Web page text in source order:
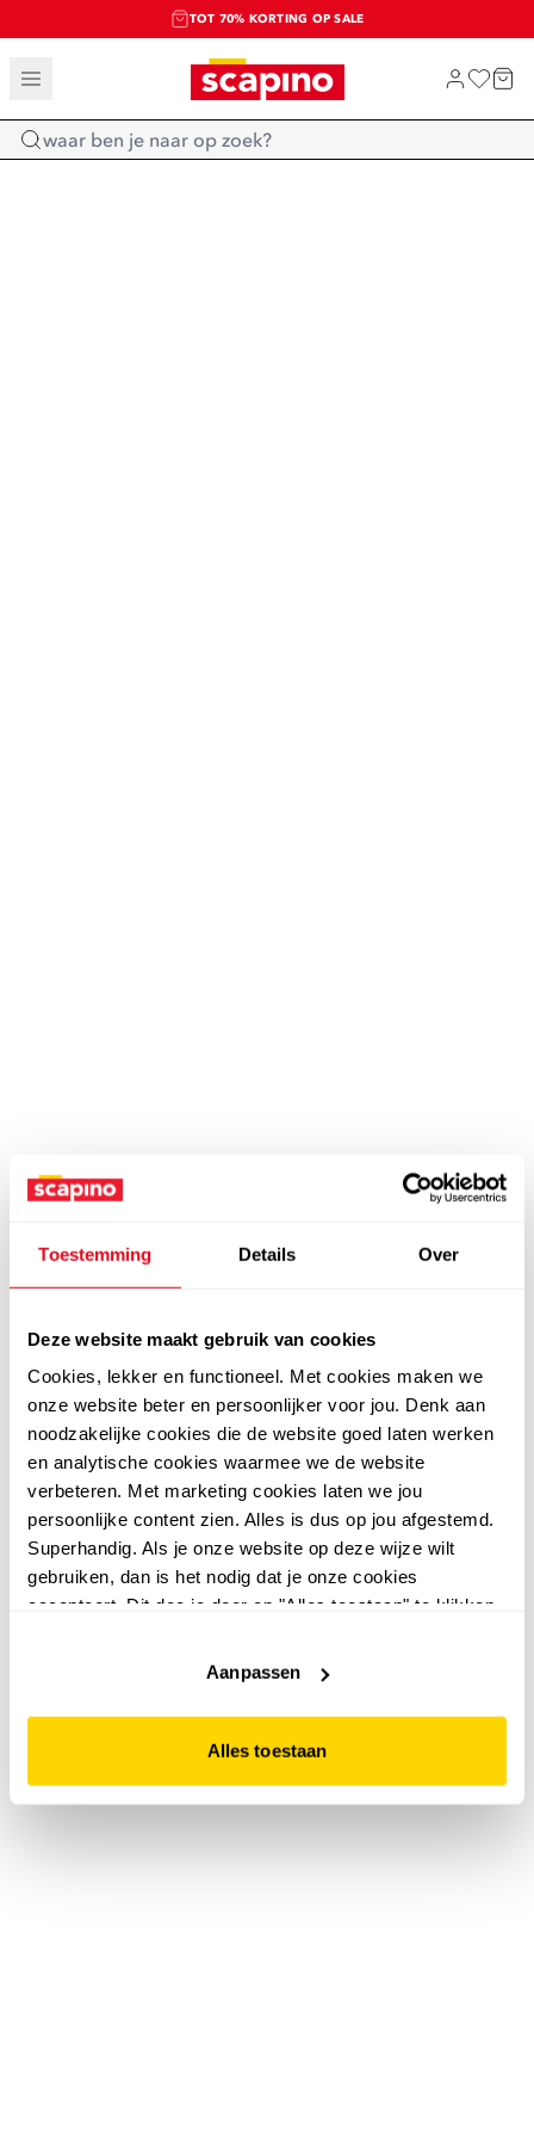
Toestemming Details Over
Deze website maakt gebruik van cookies
Cookies, lekker en functioneel. Met cookies maken we
onze website beter en persoonlijker voor jou. Denk aan
noodzakelijke cookies die de website goed laten werken
en analytische cookies waarmee we de website
verbeteren. Met marketing cookies laten we jou
persoonlijke content zien. Alles is dus op jou afgestemd.
Superhandig. Als je onze website op deze wijze wilt
gebruiken, dan is het nodig dat je onze cookies
accepteert. Dit doe je door op "Alles toestaan" te klikken.
website niet optimaal functioneert.
Aanpassen
Alles toestaan
TOT 70% KORTING OP SALE
SALE: LAATSTE KANS!
SHOP NIEUW
Home